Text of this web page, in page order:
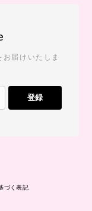
届けいたしま
登録
づく表記